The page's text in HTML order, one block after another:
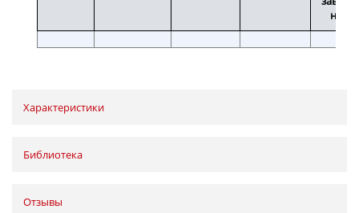
Характеристики
Библиотека
Отзывы